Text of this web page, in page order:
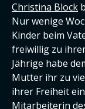
Christina Block
Nur wenige
Kinder beim
freiwillig zu
Jährige habe
Mutter ihr zu
ihrer Freiheit
Mitarbeiterin